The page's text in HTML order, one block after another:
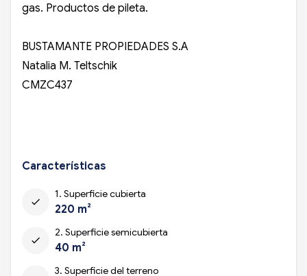
gas. Productos de pileta.
BUSTAMANTE PROPIEDADES S.A
Natalia M. Teltschik
CMZC437
Características
check
1. Superficie cubierta
220 m²
check
2. Superficie semicubierta
40 m²
3. Superficie del terreno